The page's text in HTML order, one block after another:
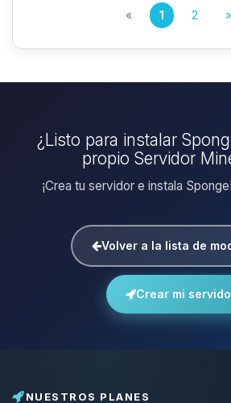
« 1 2 »
¿Listo para instalar
propio Servidor
¡Crea tu servidor e instala
Volver a la lista de
Crear mi
NUESTROS PLANES